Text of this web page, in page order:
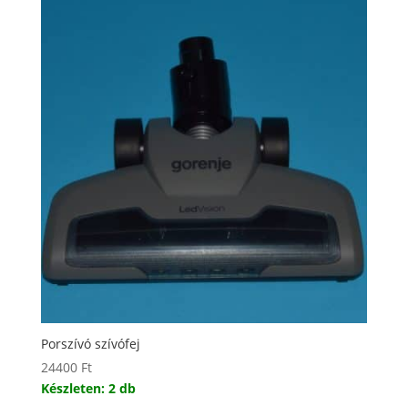
Porszívó szívófej
24400 Ft
Készleten: 2 db